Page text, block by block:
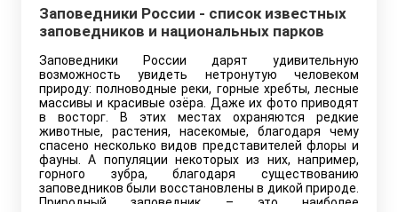
Заповедники России - список известных
заповедников и национальных парков
Заповедники России дарят удивительную
возможность увидеть нетронутую человеком
природу: полноводные реки, горные хребты, лесные
массивы и красивые озёра. Даже их фото приводят
в восторг. В этих местах охраняются редкие
животные, растения, насекомые, благодаря чему
спасено несколько видов представителей флоры и
фауны. А популяции некоторых из них, например,
горного зубра, благодаря существованию
заповедников были восстановлены в дикой природе.
Природный заповедник – это наиболее